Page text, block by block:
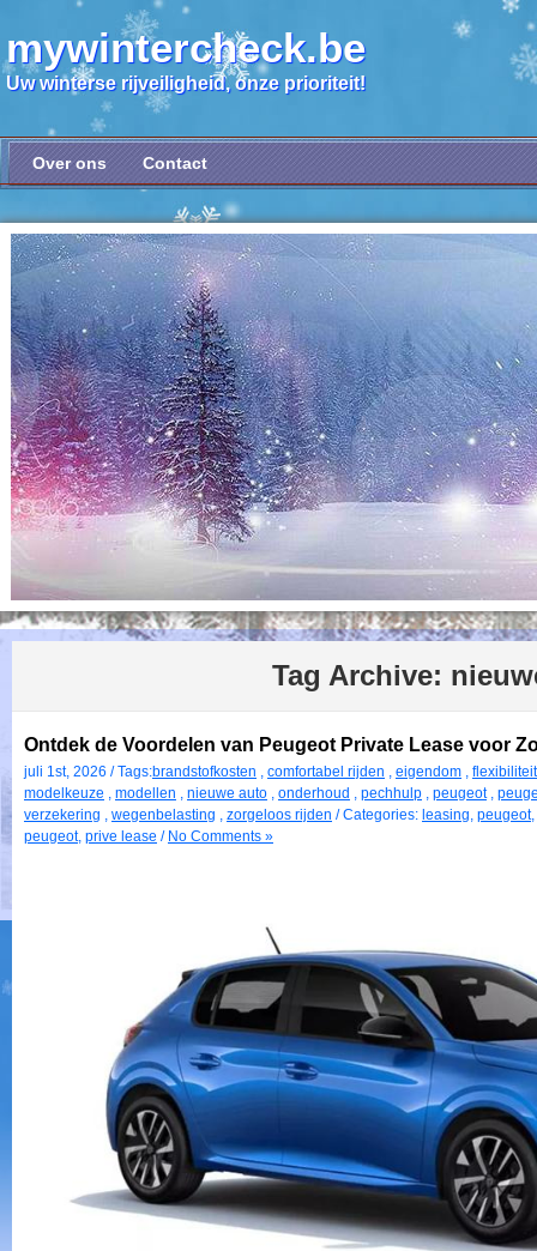
mywintercheck.be
Uw winterse rijveiligheid, onze prioriteit!
Over ons Contact
Tag Archive:
Ontdek de Voordelen van Peugeot Private Lease voor
juli 1st, 2026 / Tags:brandstofkosten , comfortabel rijden , eigendom , flexibiliteit
modelkeuze , modellen , nieuwe auto , onderhoud , pechhulp , peugeot,
verzekering , wegenbelasting , zorgeloos rijden / Categories: leasing, peugeot,
peugeot, prive lease / No Comments »